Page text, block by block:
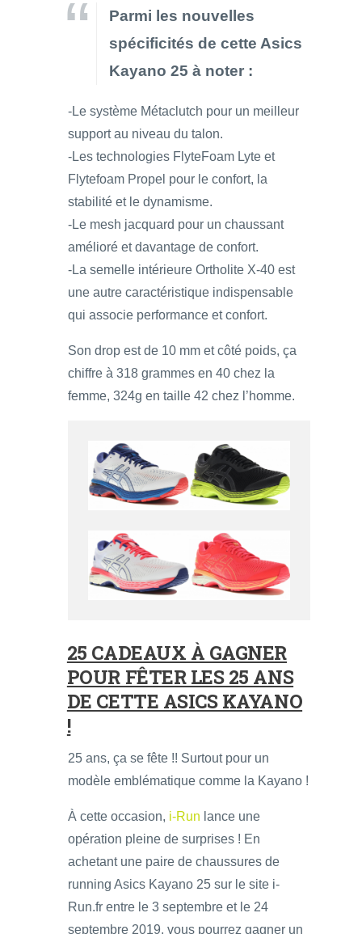
Parmi les nouvelles
spécificités de cette Asics
Kayano 25 à noter :
-Le système Métaclutch pour un meilleur
support au niveau du talon.
-Les technologies FlyteFoam Lyte et
Flytefoam Propel pour le confort, la
stabilité et le dynamisme.
-Le mesh jacquard pour un chaussant
amélioré et davantage de confort.
-La semelle intérieure Ortholite X-40 est
une autre caractéristique indispensable
qui associe performance et confort.
Son drop est de 10 mm et côté poids, ça
chiffre à 318 grammes en 40 chez la
femme, 324g en taille 42 chez l’homme.
25 CADEAUX À GAGNER
POUR FÊTER LES 25 ANS
DE CETTE ASICS KAYANO
!
25 ans, ça se fête !! Surtout pour un
modèle emblématique comme la Kayano !
À cette occasion, i-Run lance une
opération pleine de surprises ! En
achetant une paire de chaussures de
running Asics Kayano 25 sur le site i-
Run.fr entre le 3 septembre et le 24
septembre 2019, vous pourrez gagner un